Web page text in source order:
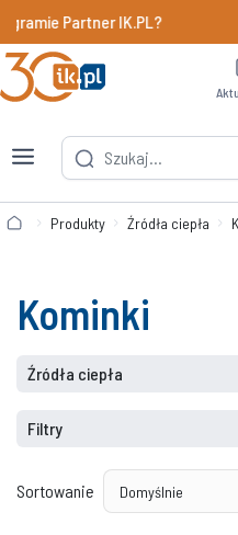
Partner IK.PL?
Produkty Źródła ciepła
Kominki
Źródła ciepła
Filtry
Sortowanie